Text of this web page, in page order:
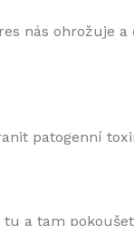
nás ohrožuje
patogenní
a tam